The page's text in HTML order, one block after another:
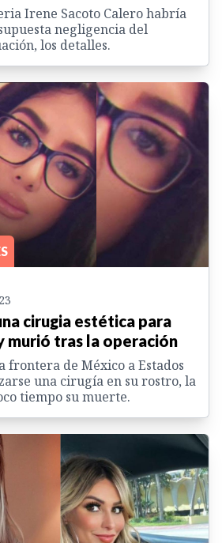
Irene Sacoto Calero habría
negligencia del
los detalles.
cirugia estética para
murió tras la operación
frontera de México a Estados
una cirugía en su rostro, la
tiempo su muerte.